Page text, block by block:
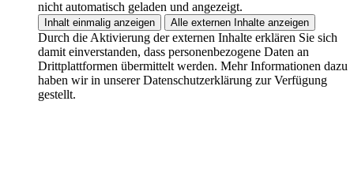
nicht automatisch geladen und angezeigt.
Inhalt einmalig anzeigen Alle externen Inhalte anzeigen
Durch die Aktivierung der externen Inhalte erklären Sie sich
damit einverstanden, dass personenbezogene Daten an
Drittplattformen übermittelt werden. Mehr Informationen dazu
haben wir in unserer Datenschutzerklärung zur Verfügung
gestellt.